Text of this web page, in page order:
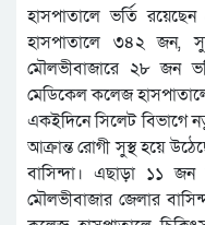
হাসপাতালে ভর্তি
হাসপাতালে ৩৪২ জন,
মৌলভীবাজারে ২৮ জন
মেডিকেল কলেজ
একইদিনে সিলেট
আক্রান্ত রোগী সুস্থ হয়ে
বাসিন্দা। এছাড়া ১১
মৌলভীবাজার জেলার